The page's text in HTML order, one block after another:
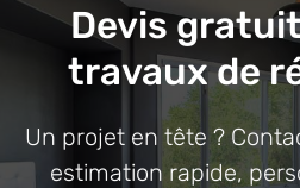
Devis
travaux de
Un projet en tête ?
estimation rapide,